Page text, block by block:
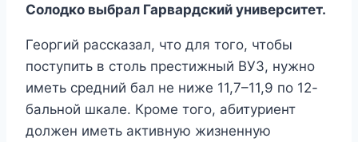
Солодко выбрал Гарвардский университет.
Георгий рассказал, что для того, чтобы
поступить в столь престижный ВУЗ, нужно
иметь средний бал не ниже 11,7–11,9 по 12-
бальной шкале. Кроме того, абитуриент
должен иметь активную жизненную